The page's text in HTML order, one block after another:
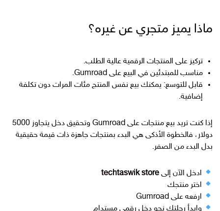
ماذا يميز متجري عن غيره؟
تركيز على المنتجات الرقمية عالية الطلب.
مناسب للمبتدئين في البيع على Gumroad.
قابل للتوسع: يمكنك بيع نفس المنتج مئات المرات دون تكلفة
إضافية.
إذا كنت تريد بيع منتجات على Gumroad وتحقيق دخل يتجاوز 5000
دولار، فالخطوة الأذكى هي البدء بمنتجات جاهزة ذات قيمة حقيقية
بدل البدء من الصفر.
ادخل الآن إلىtechtaswik store
اختر منتجك
ارفعه على Gumroad
وابدأ رحلتك نحو دخل رقمي مستدام